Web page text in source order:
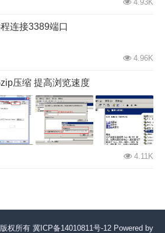
4.93K
连接3389端口
4.96K
压缩 提高浏览速度
4.11K
权所有 冀ICP备14010811号-12 Powered by